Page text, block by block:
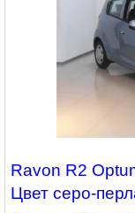
Ravon R2
Цвет серо-